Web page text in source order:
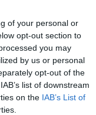
of your personal or
opt-out section to
you may
by us or personal
opt-out of the
list of downstream
on the IAB’s List of